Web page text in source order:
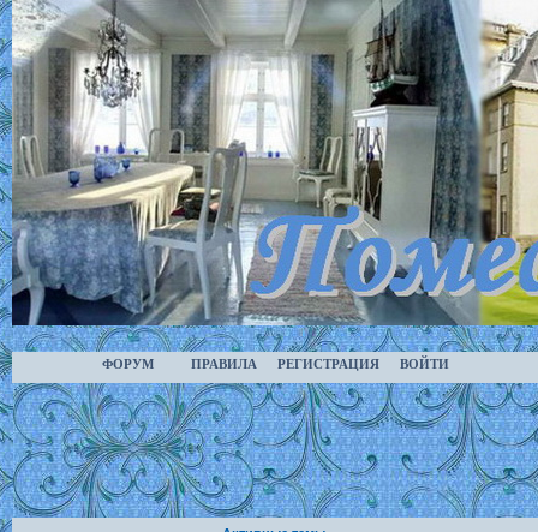
ФОРУМ ПРАВИЛА РЕГИСТРАЦИЯ ВОЙТИ